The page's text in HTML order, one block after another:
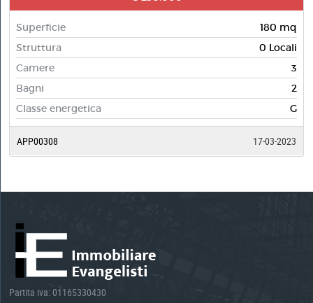
Superficie
180 mq
Struttura
0 Locali
Camere
3
Bagni
2
Classe energetica
G
APP00308 17-03-2023
Partita iva: 01165330430